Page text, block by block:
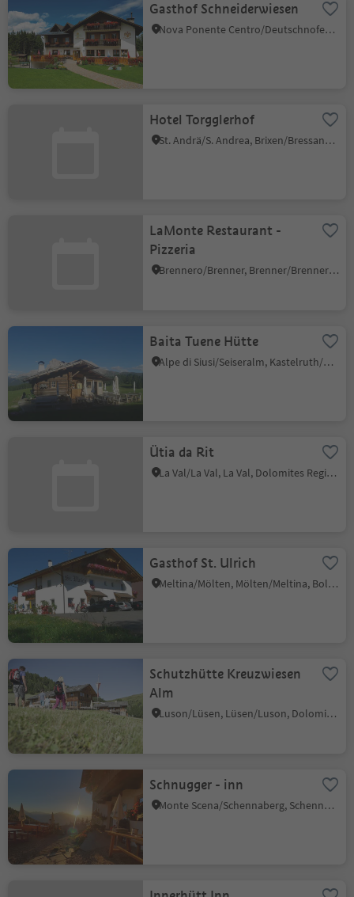
Gasthof Schneiderwiesen
Nova Ponente Centro/Deutschnofen Dorf, Deutschnofen/Nova Ponente, Dolomites Region Eggental
Hotel Torgglerhof
St. Andrä/S. Andrea, Brixen/Bressanone, Brixen/Bressanone and environs
LaMonte Restaurant -
Pizzeria
Brennero/Brenner, Brenner/Brennero, Sterzing/Vipiteno and environs
Baita Tuene Hütte
Alpe di Siusi/Seiseralm, Kastelruth/Castelrotto, Dolomites Region Seiser Alm
Ütia da Rit
La Val/La Val, La Val, Dolomites Region Alta Badia
Gasthof St. Ulrich
Meltina/Mölten, Mölten/Meltina, Bolzano/Bozen and environs
Schutzhütte Kreuzwiesen
Alm
Luson/Lüsen, Lüsen/Luson, Dolomites Region Lüsen Villnöss
Schnugger - inn
Monte Scena/Schennaberg, Schenna/Scena, Meran/Merano and environs